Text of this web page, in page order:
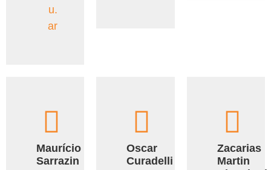
u.
ar
Maurício
Sarrazin
Oscar
Curadelli
Zacarias
Martin